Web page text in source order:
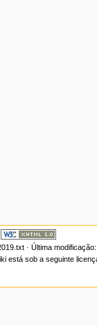
· Última
está sob a seguinte